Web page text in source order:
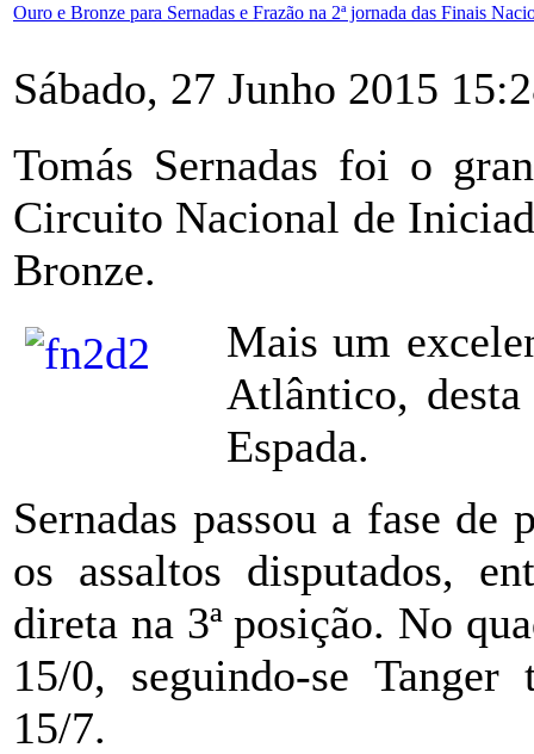
Ouro e Bronze para Sernadas e Frazão na 2ª jornada das Finais
Sábado, 27 Junho 2015
Tomás Sernadas foi o
Circuito Nacional de
Bronze.
Mais um
Atlântico,
Espada.
Sernadas passou a fase
os assaltos disputados,
direta na 3ª posição. No
15/0, seguindo-se
15/7.